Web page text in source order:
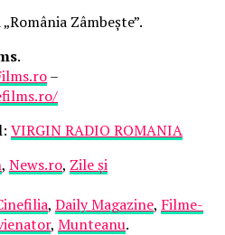
Zâmbește”.
.
–
: VIRGIN RADIO ROMANIA
, News.ro, Zile și
, Daily Magazine, Filme-
, Munteanu.